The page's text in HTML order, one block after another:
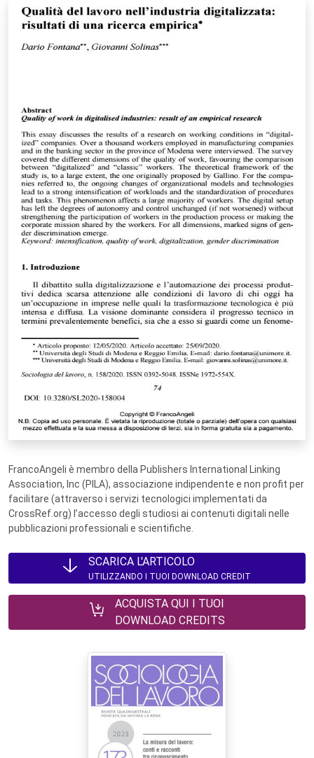
FrancoAngeli è membro della Publishers International Linking
Association, Inc (PILA), associazione indipendente e non profit per
facilitare (attraverso i servizi tecnologici implementati da
CrossRef.org) l’accesso degli studiosi ai contenuti digitali nelle
pubblicazioni professionali e scientifiche.
SCARICA L'ARTICOLO
UTILIZZANDO I TUOI DOWNLOAD CREDIT
ACQUISTA QUI I TUOI
DOWNLOAD CREDITS